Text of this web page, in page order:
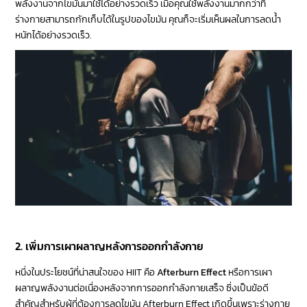
พลังงานจากไขมันมาใช้ได้อย่างรวดเร็ว เมื่อคุณใช้พลังงานมากกว่าที่
ร่างกายสามารถกักเก็บได้ในรูปของไขมัน คุณก็จะเริ่มเห็นผลในการลดน้ำ
หนักได้อย่างรวดเร็ว.
2. เพิ่มการเผาผลาญหลังการออกกำลังกาย
หนึ่งในประโยชน์ที่น่าสนใจของ HIIT คือAfterburn Effectหรือการเผา
ผลาญพลังงานต่อเนื่องหลังจากการออกกำลังกายเสร็จ ซึ่งเป็นข้อดี
สำคัญสำหรับผู้ที่ต้องการลดไขมัน Afterburn Effect เกิดขึ้นเพราะร่างกาย